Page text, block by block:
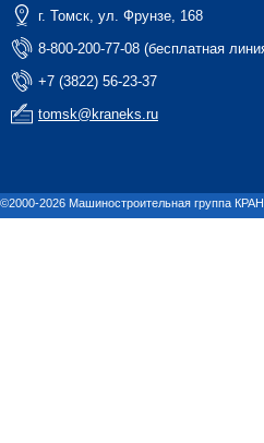
г. Томск, ул. Фрунзе, 168
8-800-200-77-08 (бесплатная
+7 (3822) 56-23-37
tomsk@kraneks.ru
©2000-2026 Машиностроительная группа